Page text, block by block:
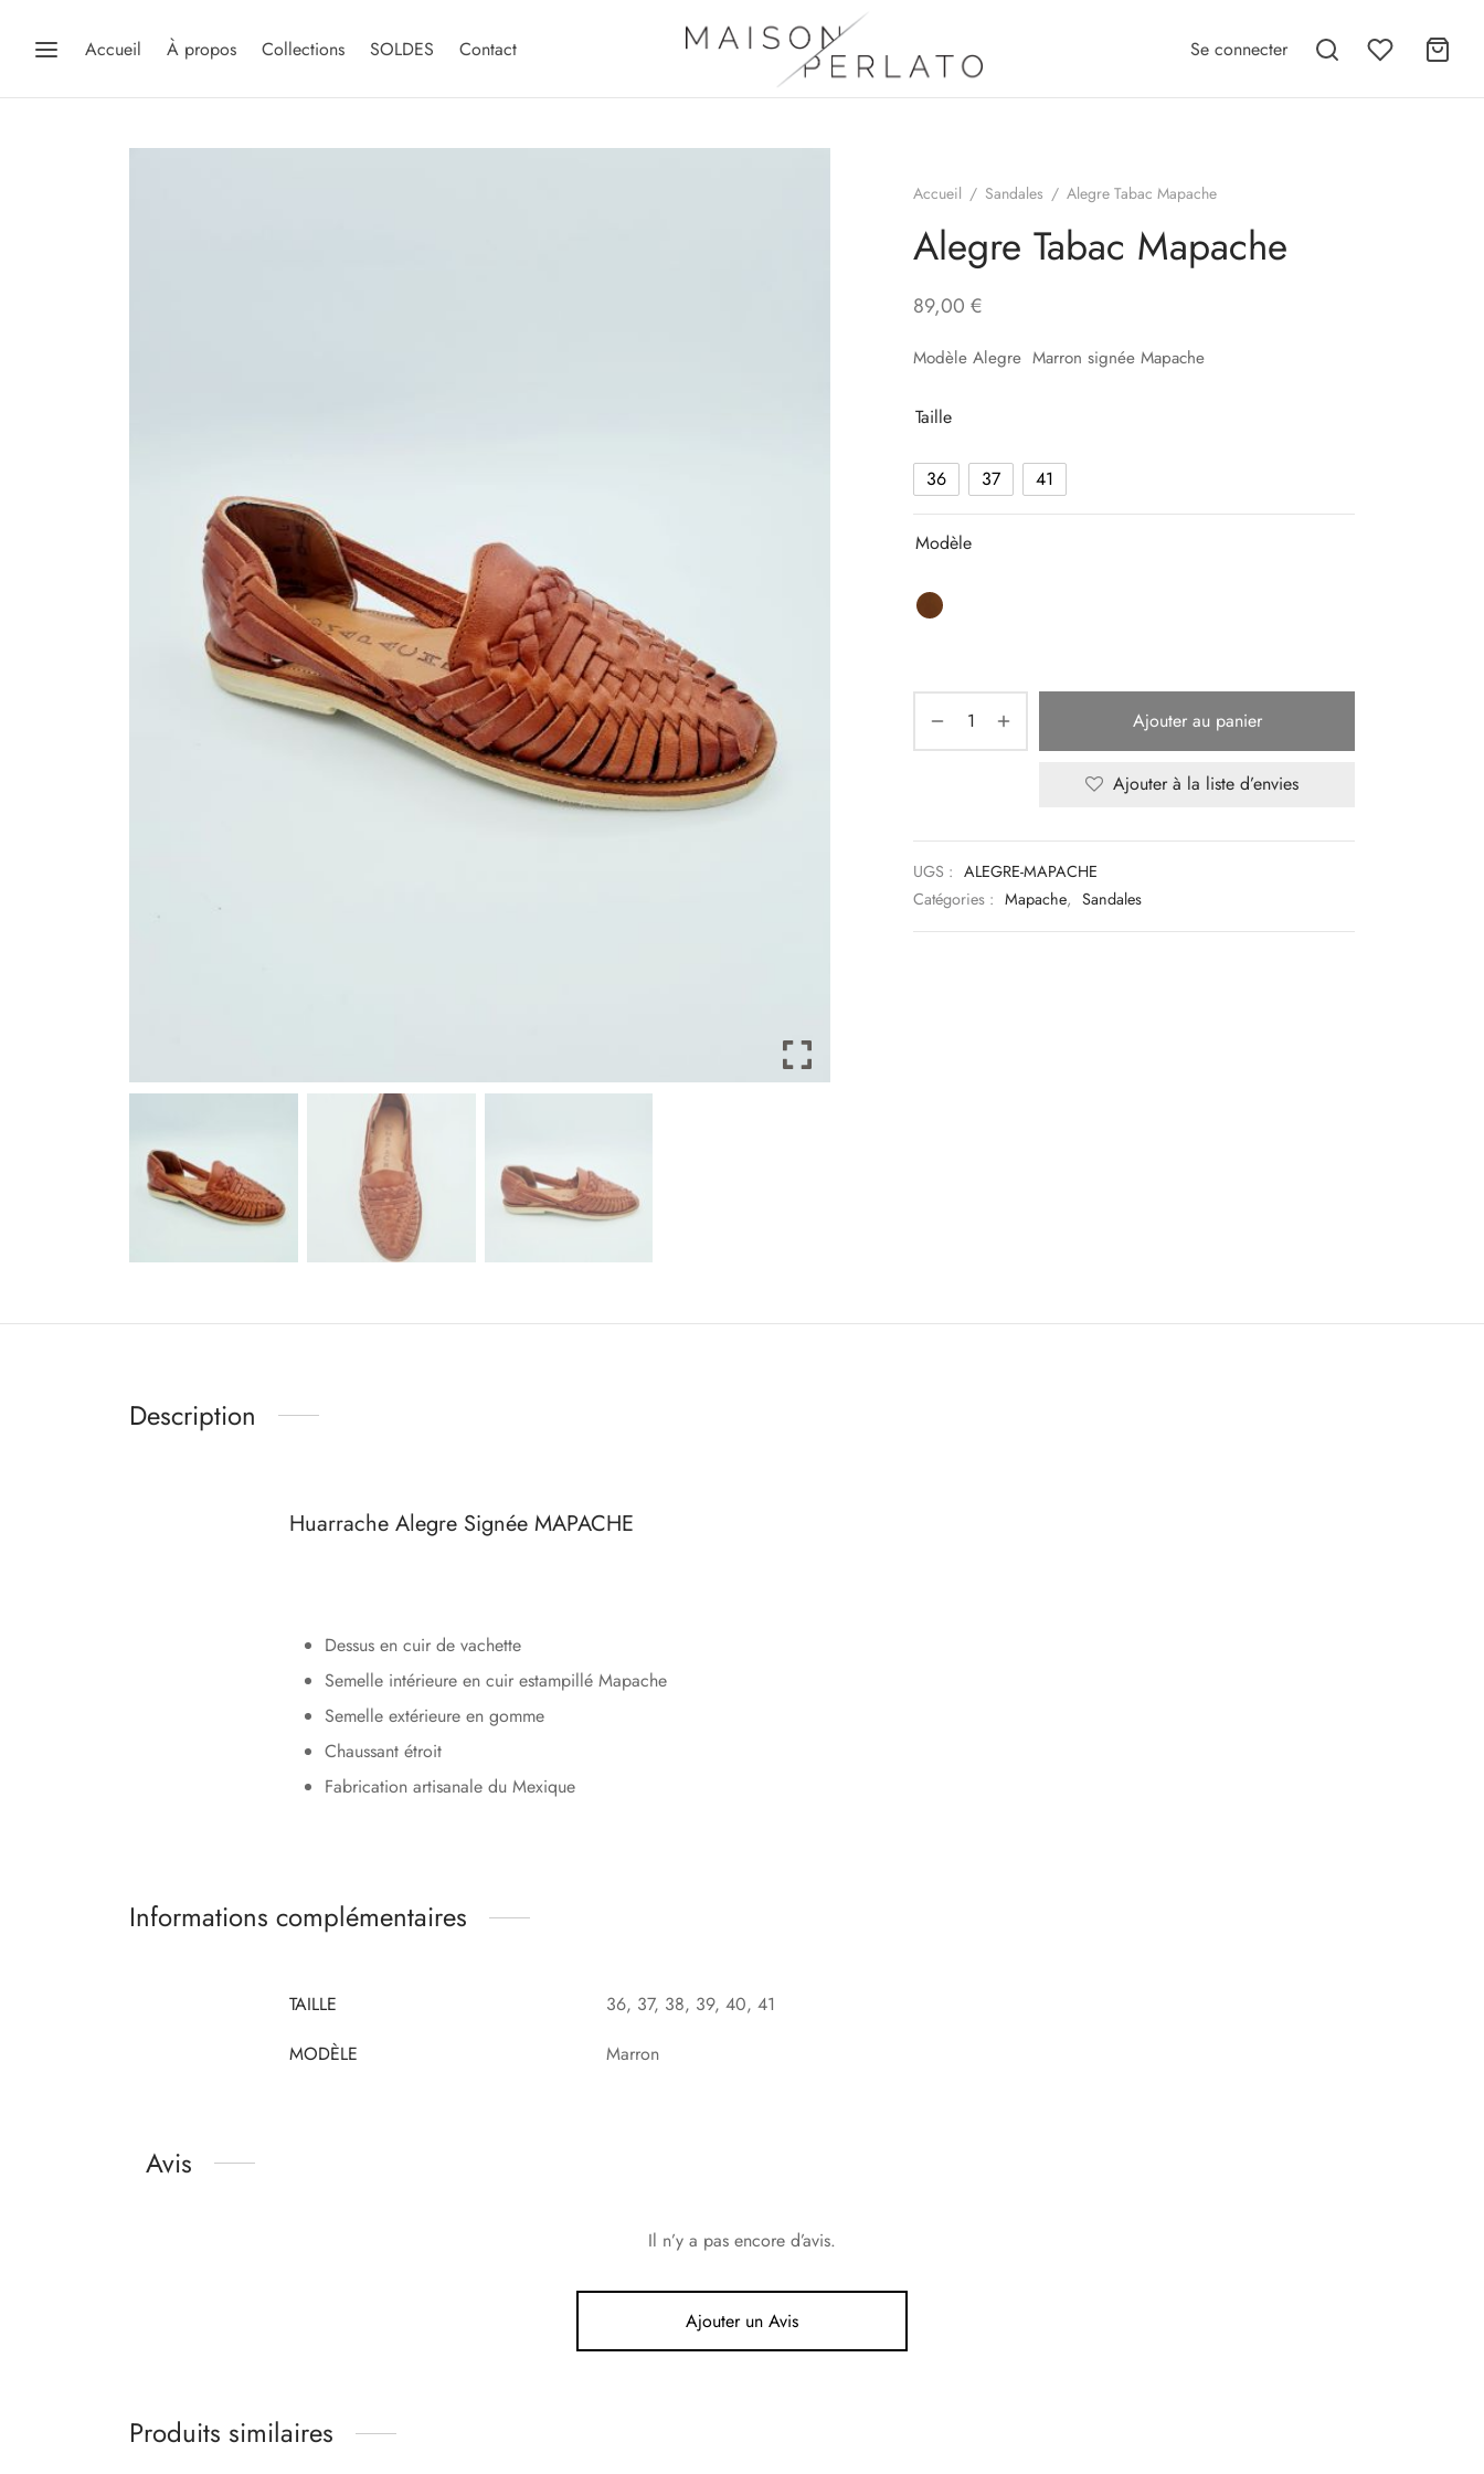
Accueil À propos Collections SOLDES Contact Se connecter
Accueil / Sandales / Alegre Tabac Mapache
Alegre Tabac Mapache
89,00 €
Modèle Alegre Marron signée Mapache
Taille
36 37 41
Modèle
Ajouter au panier
Ajouter à la liste d’envies
UGS : ALEGRE-MAPACHE
Catégories : Mapache, Sandales
Description
Huarrache Alegre Signée MAPACHE
Dessus en cuir de vachette
Semelle intérieure en cuir estampillé Mapache
Semelle extérieure en gomme
Chaussant étroit
Fabrication artisanale du Mexique
Informations complémentaires
TAILLE
36, 37, 38, 39, 40, 41
MODÈLE
Marron
Avis
Il n’y a pas encore d’avis.
Ajouter un Avis
Produits similaires